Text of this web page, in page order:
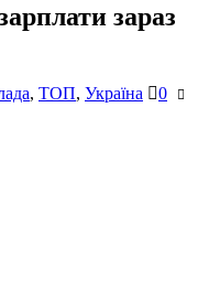
зараз
, ТОП, Україна
0